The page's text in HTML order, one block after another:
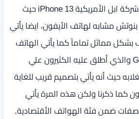
تصميم أحدث هواتف شركة ابل الأمريكية iPhone 13 حيث
مشابه لهاتف الأيفون، ايضا يأتي
مماثل تماماً كما يأتي الهاتف
بأسم Gionee G13 Pro والذي أطلق عليه الكثيرون علي
حيث أنه يأتي بتصميم قريب للغاية
كما ذكرنا ولكن هذه المرة يأتي
ضمن فئة الهواتف الأقتصادية.